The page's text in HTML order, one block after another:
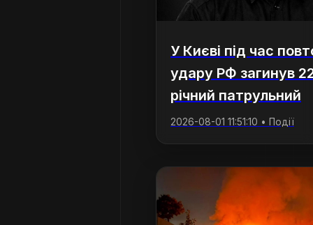
У Києві під час
удару РФ загинув
річний патрульний
2026-08-01 11:51:10 • Події